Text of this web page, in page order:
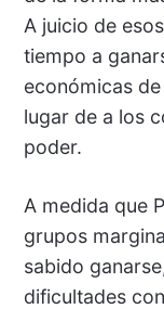
A juicio de
tiempo a
económicas
lugar de a los
poder.
A medida que
grupos
sabido
dificultades